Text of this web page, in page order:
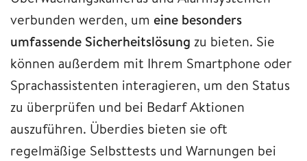
verbunden werden, um eine besonders
umfassende Sicherheitslösung zu bieten. Sie
können außerdem mit Ihrem Smartphone oder
Sprachassistenten interagieren, um den Status
zu überprüfen und bei Bedarf Aktionen
auszuführen. Überdies bieten sie oft
regelmäßige Selbsttests und Warnungen bei